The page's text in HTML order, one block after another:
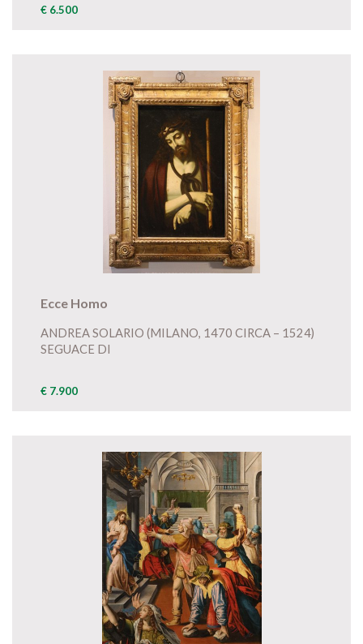
€ 6.500
Ecce Homo
ANDREA SOLARIO (MILANO, 1470 CIRCA – 1524)
SEGUACE DI
€ 7.900